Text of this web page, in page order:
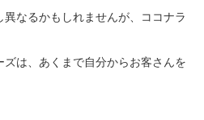
なるかもしれませんが、ココナラ
は、あくまで自分からお客さんを